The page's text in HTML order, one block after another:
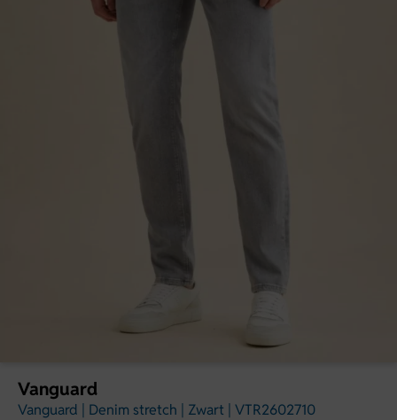
Vanguard
Vanguard | Denim stretch | Zwart | VTR2602710